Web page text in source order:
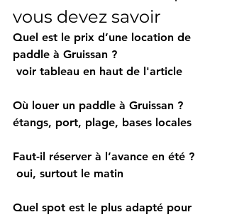
vous devez savoir
Quel est le prix d’une location de
paddle à Gruissan ?
voir tableau en haut de l'article
Où louer un paddle à Gruissan ?
étangs, port, plage, bases locales
Faut-il réserver à l’avance en été ?
oui, surtout le matin
Quel spot est le plus adapté pour